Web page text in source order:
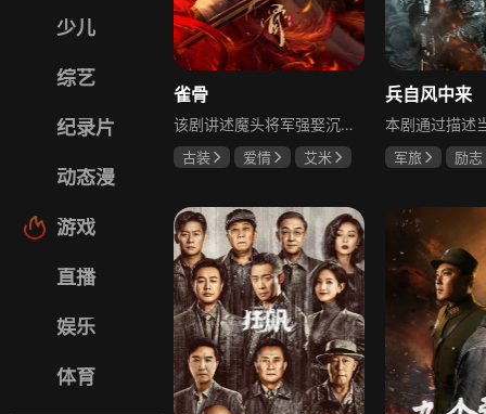
少儿
综艺
纪录片
动态漫
游戏
直播
娱乐
体育
雀骨
该剧讲述魔头将军强娶沉迷机关术的财迷假千金，两人从契约夫妻起步，在生死局中互扒马甲，爱意与杀意交织共生。过程中他们揭露朝堂阴谋，破解生死乱局，最终共同守护家国太平，融合了权谋、爱情、冒险等多重元素，情节跌宕起伏。
古装 爱情
艾米
兵自风中来
军旅
励志